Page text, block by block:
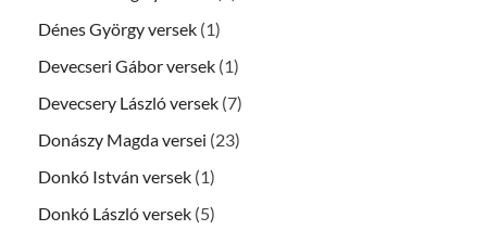
Dénes György versek (1)
Devecseri Gábor versek (1)
Devecsery László versek (7)
Donászy Magda versei (23)
Donkó István versek (1)
Donkó László versek (5)